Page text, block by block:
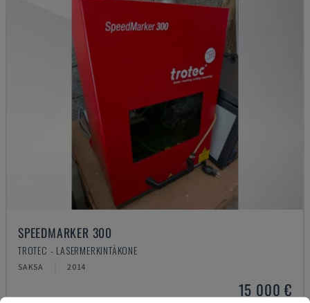
SPEEDMARKER 300
TROTEC - LASERMERKINTÄKONE
SAKSA 2014
15 000 €